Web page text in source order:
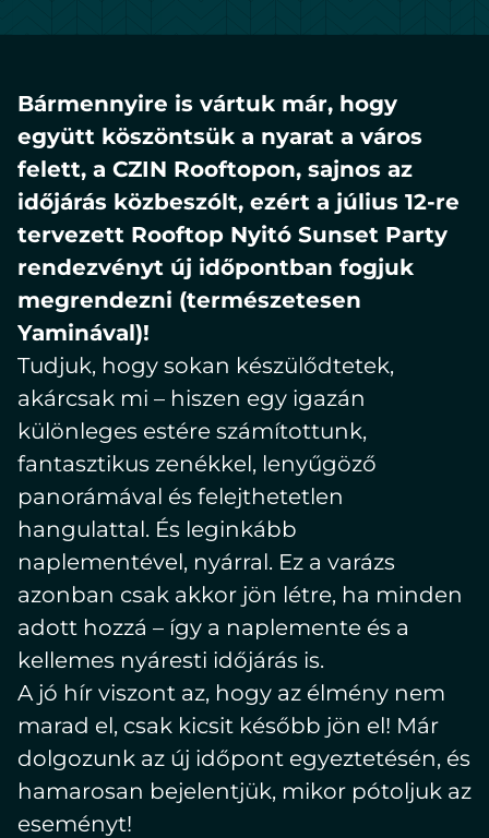
Change
Bármennyire is vártuk már, hogy
együtt köszöntsük a nyarat a város
felett, a CZIN Rooftopon, sajnos az
időjárás közbeszólt, ezért a július 12-re
tervezett Rooftop Nyitó Sunset Party
rendezvényt új időpontban fogjuk
megrendezni (természetesen
Yaminával)!
Tudjuk, hogy sokan készülődtetek,
akárcsak mi – hiszen egy igazán
különleges estére számítottunk,
fantasztikus zenékkel, lenyűgöző
panorámával és felejthetetlen
hangulattal. És leginkább
naplementével, nyárral. Ez a varázs
azonban csak akkor jön létre, ha minden
adott hozzá – így a naplemente és a
kellemes nyáresti időjárás is.
A jó hír viszont az, hogy az élmény nem
marad el, csak kicsit később jön el! Már
dolgozunk az új időpont egyeztetésén, és
hamarosan bejelentjük, mikor pótoljuk az
eseményt!